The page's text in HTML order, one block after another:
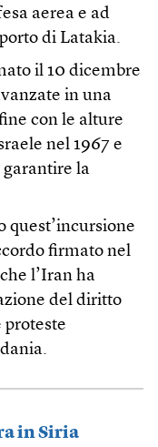
aerea e ad
di Latakia.
il 10 dicembre
in una
con le alture
nel 1967 e
garantire la
quest’incursione
firmato nel
l’Iran ha
del diritto
proteste
in Siria